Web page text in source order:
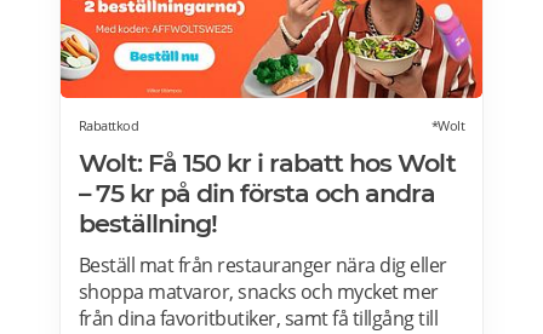
Rabattkod *Wolt
Wolt: Få 150 kr i rabatt hos Wolt
– 75 kr på din första och andra
beställning!
Beställ mat från restauranger nära dig eller
shoppa matvaror, snacks och mycket mer
från dina favoritbutiker, samt få tillgång till